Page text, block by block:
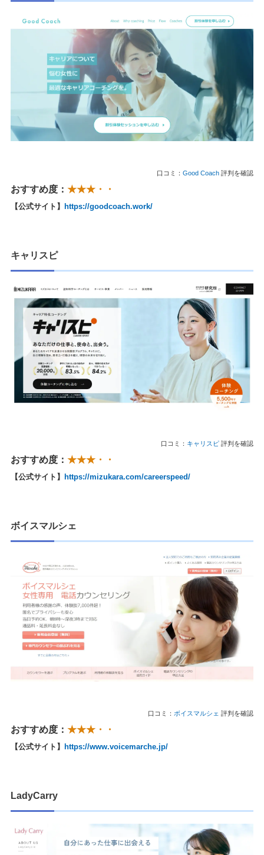
口コミ： Good Coach 評判を確認
おすすめ度： ★★★・・
【公式サイト】 https://goodcoach.work/
キャリスピ
口コミ： キャリスピ 評判を確認
おすすめ度： ★★★・・
【公式サイト】 https://mizukara.com/careerspeed/
ボイスマルシェ
口コミ： ボイスマルシェ 評判を確認
おすすめ度： ★★★・・
【公式サイト】 https://www.voicemarche.jp/
LadyCarry